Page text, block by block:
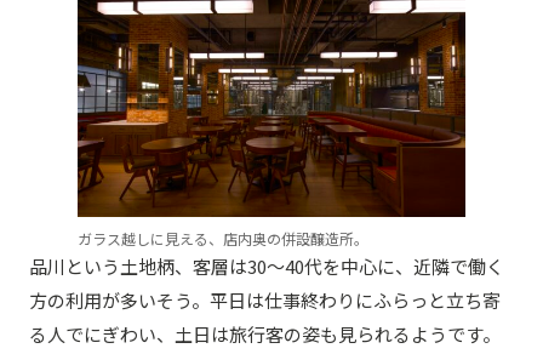
ガラス越しに見える、店内奥の併設醸造所。
品川という土地柄、客層は30〜40代を中心に、近隣で働く
方の利用が多いそう。平日は仕事終わりにふらっと立ち寄
る人でにぎわい、土日は旅行客の姿も見られるようです。